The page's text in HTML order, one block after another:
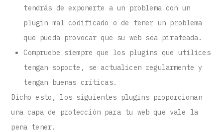
tendrás de exponerte a un problema con un
plugin mal codificado o de tener un problema
que pueda provocar que su web sea pirateada.
Compruebe siempre que los plugins que utilices
tengan soporte, se actualicen regularmente y
tengan buenas críticas.
Dicho esto, los siguientes plugins proporcionan
una capa de protección para tu web que vale la
pena tener.